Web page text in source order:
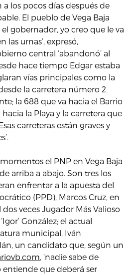
los pocos días después de
El pueblo de Vega Baja
gobernador, yo creo que le va
las urnas’, expresó,
central ‘abandonó’ al
hace tiempo Edgar estaba
vías principales como la
la carretera número 2
la 688 que va hacia el Barrio
la Playa y la carretera que
carreteras están graves y
momentos el PNP en Vega Baja
arriba a abajo. Son tres los
enfrentar a la apuesta del
(PPD), Marcos Cruz, en
veces Jugador Más Valioso
González; el actual
municipal, Iván
un candidato que, según un
, ‘nadie sabe de
entiende que deberá ser